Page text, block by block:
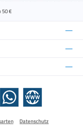
50 €
WhatsApp Website
Datenschutz